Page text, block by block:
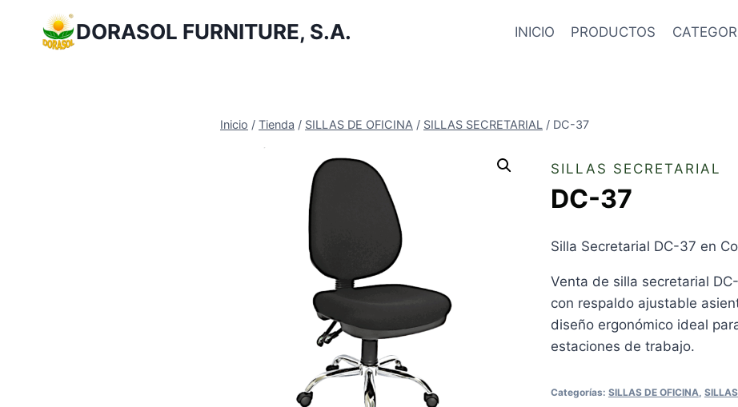
Contenido
DORASOL FURNITURE, S.A. INICIO PRODUCTOS
Inicio / Tienda / SILLAS DE OFICINA / SILLAS SECRETARIAL / DC-37
SILLAS SECRETARIAL
DC-37
Silla Secretarial DC-37 en
Venta de silla secretarial
con respaldo ajustable
diseño ergonómico ideal
estaciones de trabajo.
Categorías: SILLAS DE OFICINA